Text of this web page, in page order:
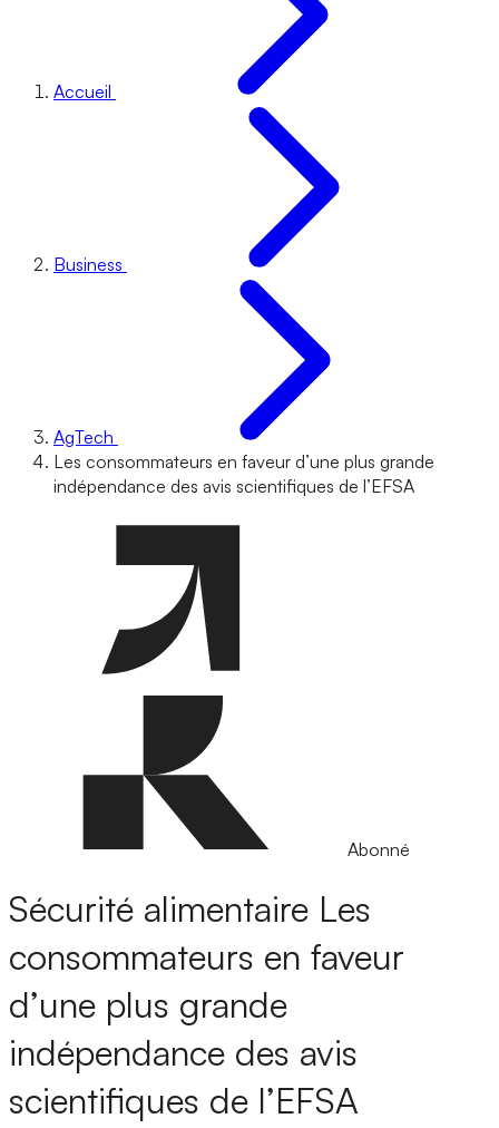
Accueil
Business
AgTech
Les consommateurs en faveur d’une plus grande
indépendance des avis scientifiques de l’EFSA
Abonné
Sécurité alimentaire Les
consommateurs en faveur
d’une plus grande
indépendance des avis
scientifiques de l’EFSA